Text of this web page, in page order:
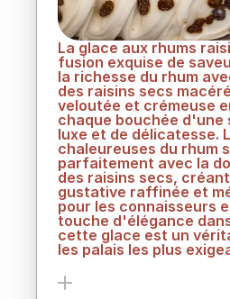
La glace aux rhums
fusion exquise de
la richesse du rhum
des raisins secs
veloutée et crémeuse
chaque bouchée d'une
luxe et de délicatesse.
chaleureuses du rhum
parfaitement avec la
des raisins secs,
gustative raffinée et
pour les connaisseurs
touche d'élégance
cette glace est un
les palais les plus